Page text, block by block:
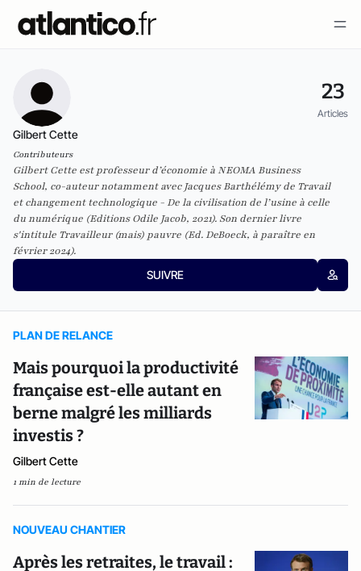
23
Articles
Gilbert Cette
Contributeurs
Gilbert Cette est professeur d’économie à NEOMA Business
School, co-auteur notamment avec Jacques Barthélémy de Travail
et changement technologique - De la civilisation de l’usine à celle
du numérique (Editions Odile Jacob, 2021). Son dernier livre
s'intitule Travailleur (mais) pauvre (Ed. DeBoeck, à paraître en
février 2024).
SUIVRE
PLAN DE RELANCE
Mais pourquoi la productivité
française est-elle autant en
berne malgré les milliards
investis ?
Gilbert Cette
1 min de lecture
NOUVEAU CHANTIER
Après les retraites, le travail :